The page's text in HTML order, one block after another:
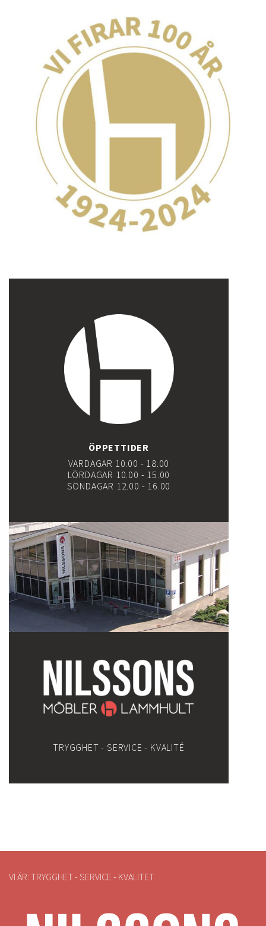
ÖPPETTIDER
VARDAGAR 10.00 - 18.00
LÖRDAGAR 10.00 - 15.00
SÖNDAGAR 12.00 - 16.00
TRYGGHET - SERVICE - KVALITÉ
VI ÄR: TRYGGHET - SERVICE - KVALITET